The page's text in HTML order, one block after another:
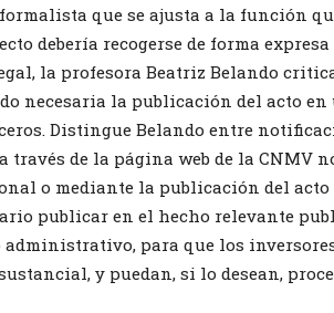
que se ajusta a la función
debería recogerse de forma
la profesora Beatriz Belando
necesaria la publicación del acto
Distingue Belando entre
través de la página web de la CNMV
o mediante la publicación del
publicar en el hecho relevante
administrativo, para que los
y puedan, si lo desean,